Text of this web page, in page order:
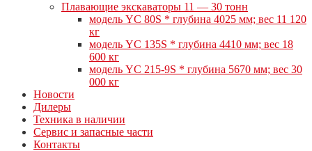
Плавающие экскаваторы 11 — 30 тонн
модель YC 80S * глубина 4025 мм; вес 11 120
кг
модель YC 135S * глубина 4410 мм; вес 18
600 кг
модель YC 215-9S * глубина 5670 мм; вес 30
000 кг
Новости
Дилеры
Техника в наличии
Сервис и запасные части
Контакты